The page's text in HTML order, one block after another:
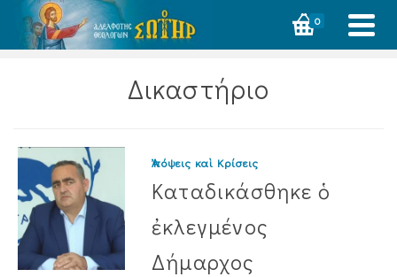
0
Δικαστήριο
Ἀπόψεις καὶ Κρίσεις
Καταδικάσθηκε ὁ
ἐκλεγμένος
Δήμαρχος